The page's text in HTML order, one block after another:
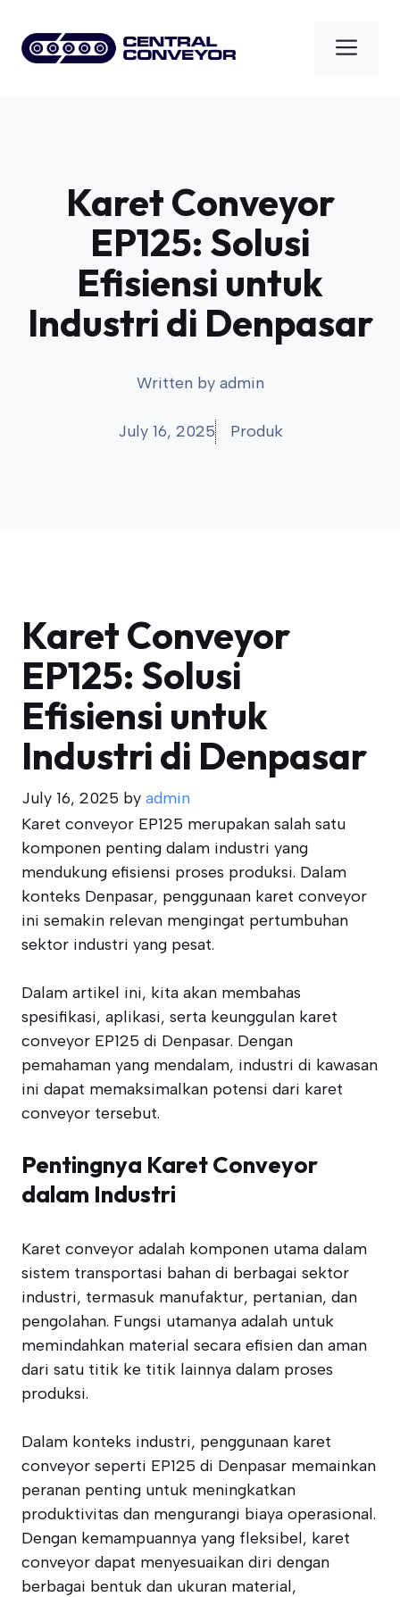
content
Karet Conveyor
EP125: Solusi
Efisiensi untuk
Industri di Denpasar
Written by admin
July 16, 2025 Produk
Karet Conveyor
EP125: Solusi
Efisiensi untuk
Industri di Denpasar
July 16, 2025 by admin
Karet conveyor EP125 merupakan salah satu
komponen penting dalam industri yang
mendukung efisiensi proses produksi. Dalam
konteks Denpasar, penggunaan karet conveyor
ini semakin relevan mengingat pertumbuhan
sektor industri yang pesat.
Dalam artikel ini, kita akan membahas
spesifikasi, aplikasi, serta keunggulan karet
conveyor EP125 di Denpasar. Dengan
pemahaman yang mendalam, industri di kawasan
ini dapat memaksimalkan potensi dari karet
conveyor tersebut.
Pentingnya Karet Conveyor
dalam Industri
Karet conveyor adalah komponen utama dalam
sistem transportasi bahan di berbagai sektor
industri, termasuk manufaktur, pertanian, dan
pengolahan. Fungsi utamanya adalah untuk
memindahkan material secara efisien dan aman
dari satu titik ke titik lainnya dalam proses
produksi.
Dalam konteks industri, penggunaan karet
conveyor seperti EP125 di Denpasar memainkan
peranan penting untuk meningkatkan
produktivitas dan mengurangi biaya operasional.
Dengan kemampuannya yang fleksibel, karet
conveyor dapat menyesuaikan diri dengan
berbagai bentuk dan ukuran material,